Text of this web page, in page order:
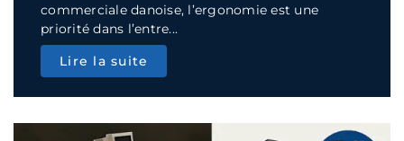
commerciale danoise, l’ergonomie est une
priorité dans l’entre...
Lire la suite